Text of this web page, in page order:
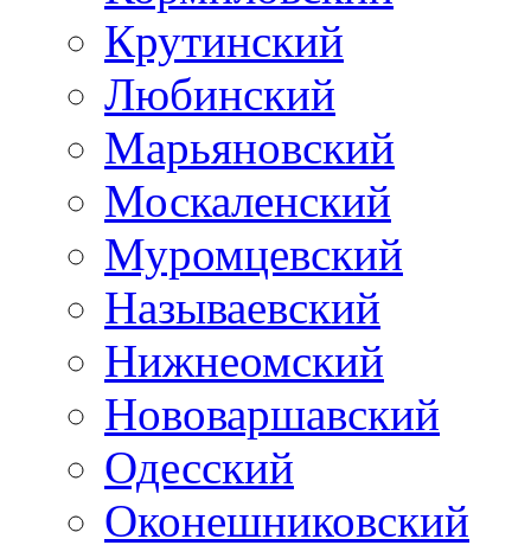
Крутинский
Любинский
Марьяновский
Москаленский
Муромцевский
Называевский
Нижнеомский
Нововаршавский
Одесский
Оконешниковский